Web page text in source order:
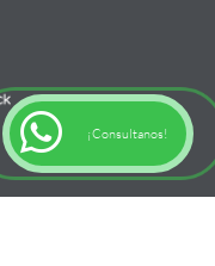
¡Consultanos!